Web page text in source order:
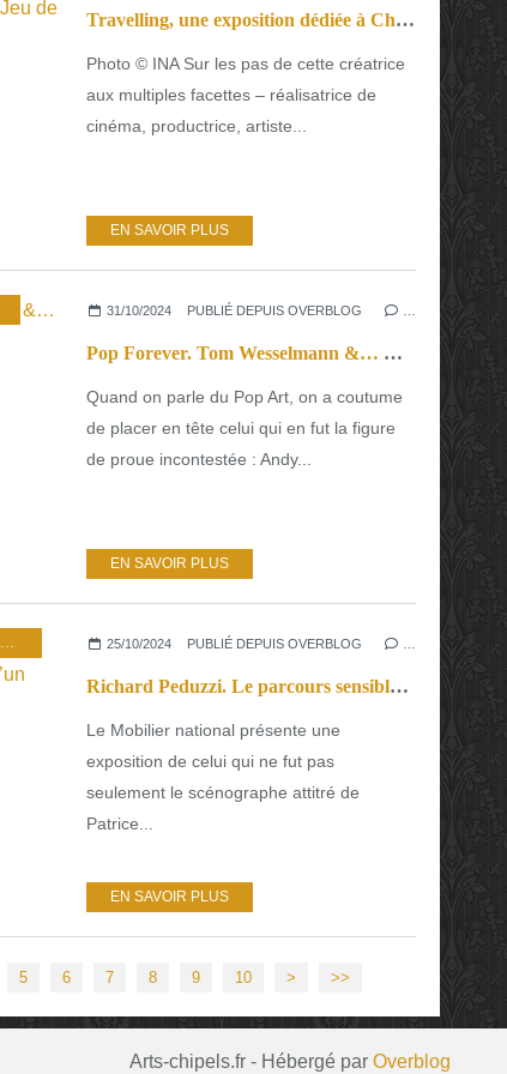
Travelling, une exposition dédiée à Chantal Akerman au musée du Jeu de Paume
Photo © INA Sur les pas de cette créatrice
aux multiples facettes – réalisatrice de
cinéma, productrice, artiste...
EN SAVOIR PLUS
31/10/2024 PUBLIÉ DEPUIS OVERBLOG
Pop Forever. Tom Wesselmann &… Un «Pop» sans pape.
Quand on parle du Pop Art, on a coutume
de placer en tête celui qui en fut la figure
de proue incontestée : Andy...
EN SAVOIR PLUS
25/10/2024 PUBLIÉ DEPUIS OVERBLOG
Richard Peduzzi. Le parcours sensible d’un scénographe et d’un décorateur inspiré.
Le Mobilier national présente une
exposition de celui qui ne fut pas
seulement le scénographe attitré de
Patrice...
EN SAVOIR PLUS
5 6 7 8 9 10 > >>
Arts-chipels.fr - Hébergé par Overblog